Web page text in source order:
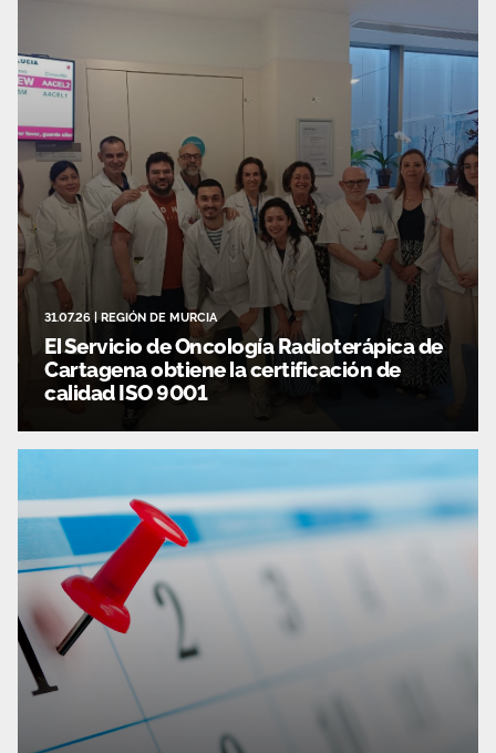
Publicaciones
Vídeos
Espacio profesional
31.07.26|REGIÓN DE MURCIA
El Servicio de Oncología Radioterápica de
Cartagena obtiene la certificación de
calidad ISO 9001